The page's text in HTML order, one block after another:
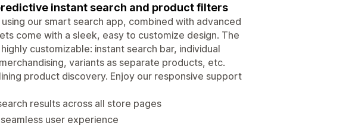
instant search and product filters
our smart search app, combined with advanced
come with a sleek, easy to customize design. The
customizable: instant search bar, individual
variants as separate products, etc.
product discovery. Enjoy our responsive support
results across all store pages
user experience